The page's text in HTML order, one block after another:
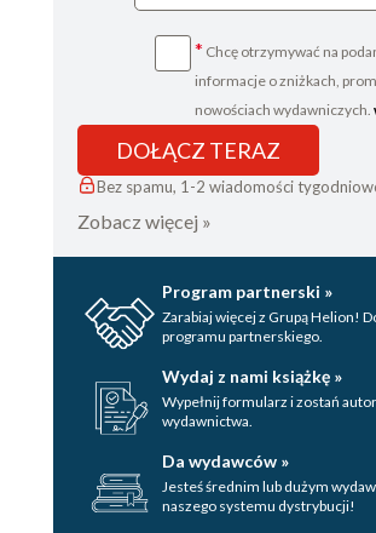
* Chcę otrzymywać na
informacje o zniżkach,
nowościach wydawniczych.
DOŁĄCZ TERAZ
Bez spamu, 1-2 wiadomości
Zobacz więcej »
Program partnerski »
Zarabiaj więcej z Grupą Helion!
programu partnerskiego.
Wydaj z nami książkę »
Wypełnij formularz i zostań
wydawnictwa.
Da wydawców »
Jesteś średnim lub dużym
naszego systemu dystrybucji!